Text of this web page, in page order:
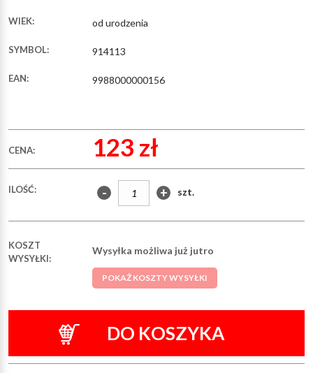
WIEK: od urodzenia
SYMBOL: 914113
EAN: 9988000000156
CENA: 123 zł
ILOŚĆ: - + szt.
KOSZT
WYSYŁKI:
Wysyłka możliwa już jutro
POKAŻ KOSZTY WYSYŁKI
DO KOSZYKA